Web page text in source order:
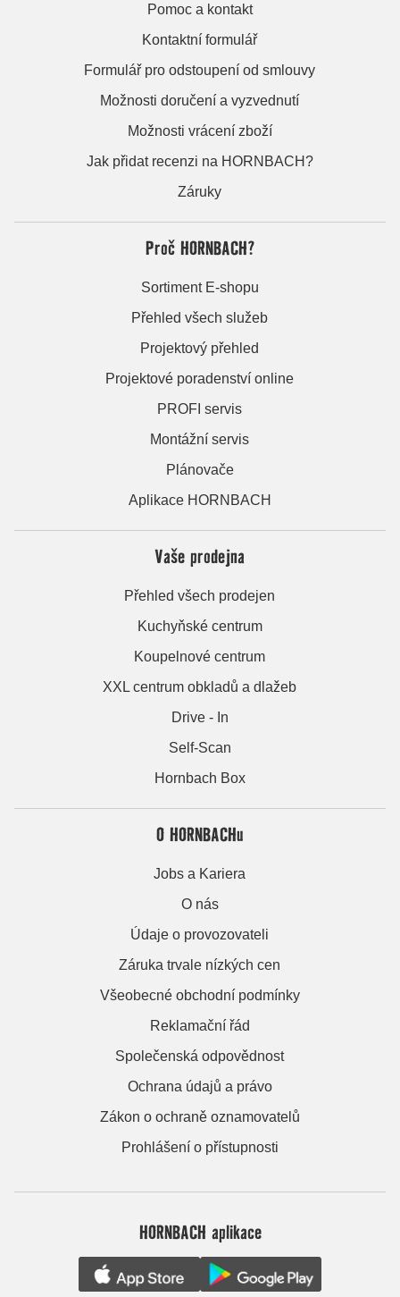
Pomoc a kontakt
Kontaktní formulář
Formulář pro odstoupení od smlouvy
Možnosti doručení a vyzvednutí
Možnosti vrácení zboží
Jak přidat recenzi na HORNBACH?
Záruky
Proč HORNBACH?
Sortiment E-shopu
Přehled všech služeb
Projektový přehled
Projektové poradenství online
PROFI servis
Montážní servis
Plánovače
Aplikace HORNBACH
Vaše prodejna
Přehled všech prodejen
Kuchyňské centrum
Koupelnové centrum
XXL centrum obkladů a dlažeb
Drive - In
Self-Scan
Hornbach Box
O HORNBACHu
Jobs a Kariera
O nás
Údaje o provozovateli
Záruka trvale nízkých cen
Všeobecné obchodní podmínky
Reklamační řád
Společenská odpovědnost
Ochrana údajů a právo
Zákon o ochraně oznamovatelů
Prohlášení o přístupnosti
HORNBACH aplikace